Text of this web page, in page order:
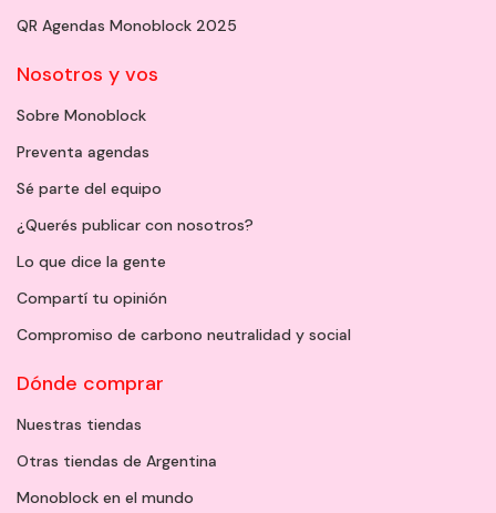
QR Agendas Monoblock 2025
Nosotros y vos
Sobre Monoblock
Preventa agendas
Sé parte del equipo
¿Querés publicar con nosotros?
Lo que dice la gente
Compartí tu opinión
Compromiso de carbono neutralidad y social
Dónde comprar
Nuestras tiendas
Otras tiendas de Argentina
Monoblock en el mundo